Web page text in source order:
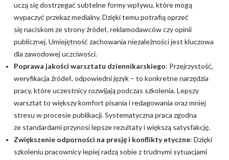
uczą się dostrzegać subtelne formy wpływu, które mogą
wypaczyć przekaz medialny. Dzięki temu potrafią oprzeć
się naciskom ze strony źródeł, reklamodawców czy opinii
publicznej. Umiejętność zachowania niezależności jest kluczowa
dla zawodowej uczciwości.
Poprawa jakości warsztatu dziennikarskiego: Przejrzystość,
weryfikacja źródeł, odpowiedni język – to konkretne narzędzia
pracy, które uczestnicy rozwijają podczas szkolenia. Lepszy
warsztat to większy komfort pisania i redagowania oraz mniej
stresu w procesie publikacji. Systematyczna praca zgodna
ze standardami przynosi lepsze rezultaty i większą satysfakcję.
Zwiększenie odporności na presję i konflikty etyczne: Dzięki
szkoleniu pracownicy lepiej radzą sobie z trudnymi sytuacjami